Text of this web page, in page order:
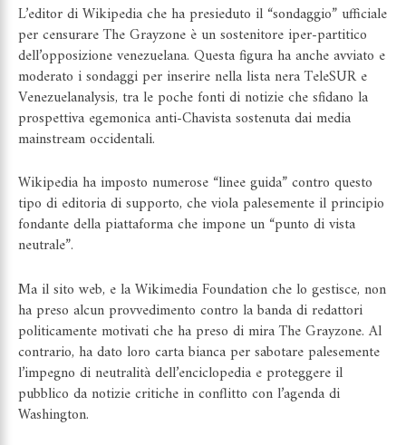
L’editor di Wikipedia che ha presieduto il “sondaggio” ufficiale
per censurare The Grayzone è un sostenitore iper-partitico
dell’opposizione venezuelana. Questa figura ha anche avviato e
moderato i sondaggi per inserire nella lista nera TeleSUR e
Venezuelanalysis, tra le poche fonti di notizie che sfidano la
prospettiva egemonica anti-Chavista sostenuta dai media
mainstream occidentali.
Wikipedia ha imposto numerose “linee guida” contro questo
tipo di editoria di supporto, che viola palesemente il principio
fondante della piattaforma che impone un “punto di vista
neutrale”.
Ma il sito web, e la Wikimedia Foundation che lo gestisce, non
ha preso alcun provvedimento contro la banda di redattori
politicamente motivati che ha preso di mira The Grayzone. Al
contrario, ha dato loro carta bianca per sabotare palesemente
l’impegno di neutralità dell’enciclopedia e proteggere il
pubblico da notizie critiche in conflitto con l’agenda di
Washington.